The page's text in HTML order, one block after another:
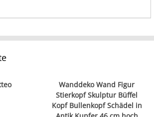
Wanddeko Wand Figur
Stierkopf Skulptur Büffel
Kopf Bullenkopf Schädel in